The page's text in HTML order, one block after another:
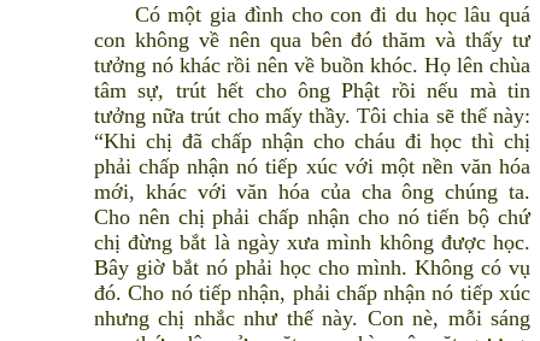
Có một gia đình cho con đi du học lâu quá
con không về nên qua bên đó thăm và thấy tư
tưởng nó khác rồi nên về buồn khóc. Họ lên chùa
tâm sự, trút hết cho ông Phật rồi nếu mà tin
tưởng nữa trút cho mấy thầy. Tôi chia sẽ thế này:
“Khi chị đã chấp nhận cho cháu đi học thì chị
phải chấp nhận nó tiếp xúc với một nền văn hóa
mới, khác với văn hóa của cha ông chúng ta.
Cho nên chị phải chấp nhận cho nó tiến bộ chứ
chị đừng bắt là ngày xưa mình không được học.
Bây giờ bắt nó phải học cho mình. Không có vụ
đó. Cho nó tiếp nhận, phải chấp nhận nó tiếp xúc
nhưng chị nhắc như thế này. Con nè, mỗi sáng